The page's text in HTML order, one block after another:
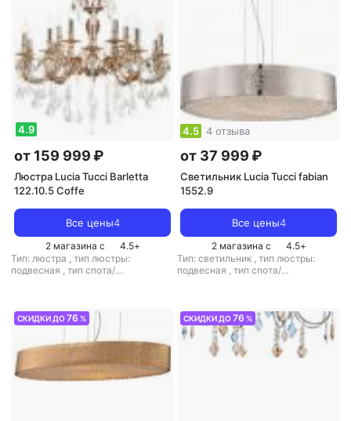
4.9
от 159 999 ₽
Люстра Lucia Tucci Barletta
122.10.5 Coffe
Все цены4
2 магазина с 4.5+
Тип: люстра , тип люстры:
подвесная , тип спота/
источник света: лампы
накаливания,стиль: классический
цвет плафона/абажура:
прозрачный
4.5 4 отзыва
от 37 999 ₽
Светильник Lucia Tucci fabian
1552.9
Все цены4
2 магазина с 4.5+
Тип: светильник , тип люстры:
подвесная , тип спота/
света: галогенные лампы,стиль:
модерн,цвет плафона/абажура:
прозрачный,кол-во плафонов/
абажуров: 9
СКИДКИ ДО76 % СКИДКИ ДО76 %